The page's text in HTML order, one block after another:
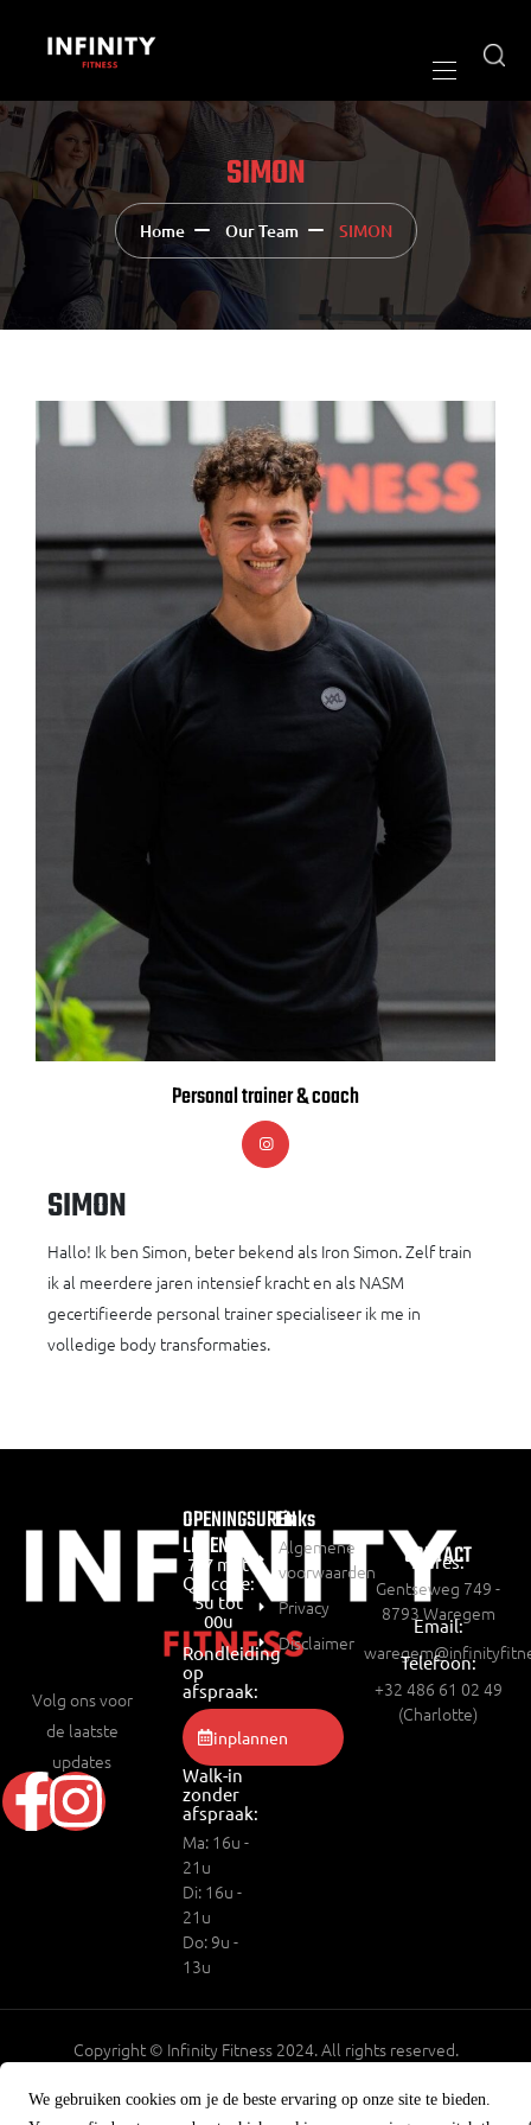
SIMON
Home Our Team SIMON
Personal trainer & coach
SIMON
Hallo! Ik ben Simon, beter bekend als Iron Simon. Zelf train
ik al meerdere jaren intensief kracht en als NASM
gecertifieerde personal trainer specialiseer ik me in
volledige body transformaties.
Volg ons voor
de laatste
updates
OPENINGSUREN
LEDEN:
7/7 met
QR code:
5u tot
00u
Rondleiding
op
afspraak:
inplannen
Walk-in
zonder
afspraak:
Ma: 16u -
21u
Di: 16u -
21u
Do: 9u -
13u
Links
Algemene
voorwaarden
Privacy
Disclaimer
CONTACT
Adres:
Gentseweg 749 -
8793 Waregem
Email:
Telefoon:
+32 486 61 02 49
(Charlotte)
Copyright © Infinity Fitness 2024. All rights reserved.
We gebruiken cookies om je de beste ervaring op onze site te bieden.